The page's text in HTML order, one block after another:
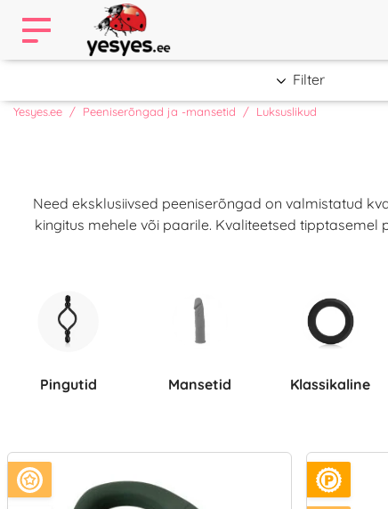
Yesyes.ee Peeniserõngad ja -mansetid Luksuslikud
Filter
Need eksklusiivsed peeniserõngad on valmistatud
kingitus mehele või paarile. Kvaliteetsed
Pingutid Mansetid Klassikaline